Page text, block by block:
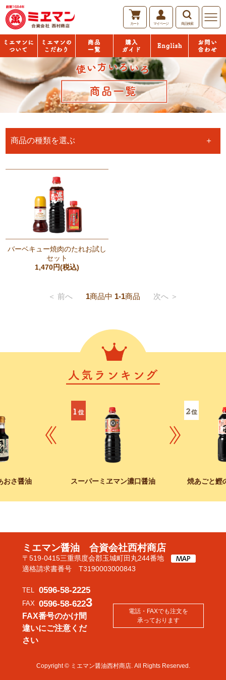
カート マイページ 商品検索
ミエマン
について
「おいし
い」の秘
密
商品一覧
購入ガイ
ド
English
お問い合
バーベキュー焼肉のたれお試し
セット
1,470円(税込)
＜ 前へ 1商品中 1-1商品 次へ ＞
おさ醤油 スーパーミヱマン濃口醤油 焼あごと鰹
商品の種類を選ぶ
ミエマン醤油 合資会社西村商店
〒519-0415三重県度会郡玉城町田丸244番地
適格請求書番号 T3190003000843
TEL 0596-58-2225
FAX 0596-58-6223
FAX番号のかけ間
違いにご注意くだ
さい
電話・FAXでも注文を
承っております
Copyright © ミエマン醤油西村商店. All Rights Reserved.